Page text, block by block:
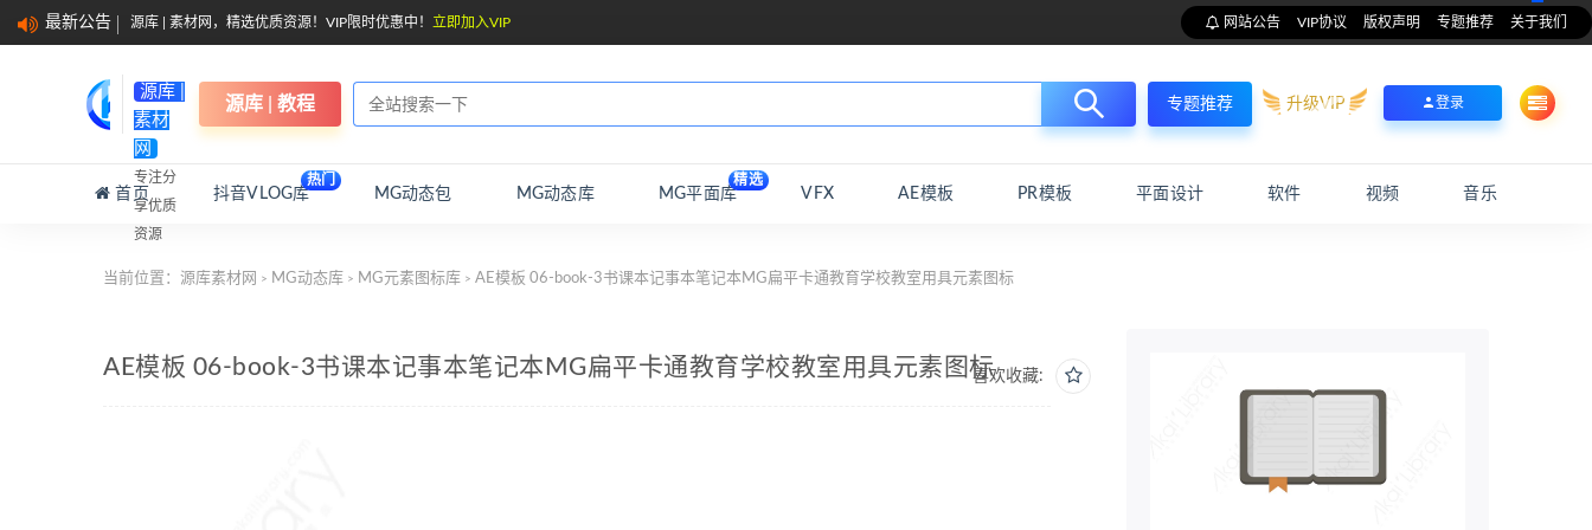
最新公告 源库 | 素材网，精选优质资源！VIP限时优惠中！ 立即加入VIP 网站公告 VIP协议 版权声明 专题推荐 关于我们
源库 |
素材
网
专注分
享优质
资源
源库 | 教程 专题推荐 升级VIP 登录
首页 抖音VLOG库
热门
MG动态包 MG动态库 MG平面库
精选
VFX AE模板 PR模板 平面设计 软件 视频 音乐
当前位置： 源库素材网 > MG动态库 > MG元素图标库 > AE模板 06-book-3书课本记事本笔记本MG扁平卡通教育学校教室用具元素图标
喜欢收藏:
AE模板 06-book-3书课本记事本笔记本MG扁平卡通教育学校教室用具元素图标